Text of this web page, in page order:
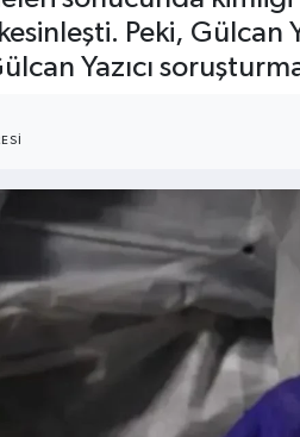
Peki, Gülcan
Yazıcı